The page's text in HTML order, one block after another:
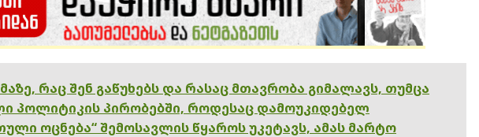
რაც შენ გაწუხებს და რასაც მთავრობა გიმალავს, თუმცა
პოლიტიკის პირობებში, როდესაც დამოუკიდებელ
ოცნება“ შემოსავლის წყაროს უკეტავს, ამას მარტო